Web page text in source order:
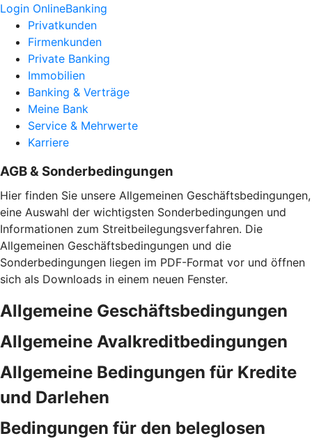
Login OnlineBanking
Privatkunden
Firmenkunden
Private Banking
Immobilien
Banking & Verträge
Meine Bank
Service & Mehrwerte
Karriere
AGB & Sonderbedingungen
Hier finden Sie unsere Allgemeinen Geschäftsbedingungen,
eine Auswahl der wichtigsten Sonderbedingungen und
Informationen zum Streitbeilegungsverfahren. Die
Allgemeinen Geschäftsbedingungen und die
Sonderbedingungen liegen im PDF-Format vor und öffnen
sich als Downloads in einem neuen Fenster.
Allgemeine Geschäftsbedingungen
Allgemeine Avalkreditbedingungen
Allgemeine Bedingungen für Kredite
und Darlehen
Bedingungen für den beleglosen